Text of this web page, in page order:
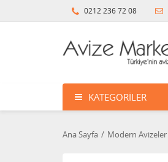
0212 236 72 08
KATEGORILER
Ana Sayfa Modern Avizeler